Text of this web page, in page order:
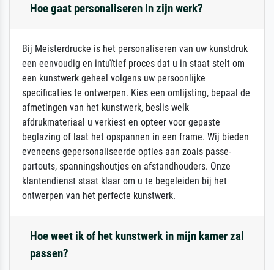
Hoe gaat personaliseren in zijn werk?
Bij Meisterdrucke is het personaliseren van uw kunstdruk
een eenvoudig en intuïtief proces dat u in staat stelt om
een kunstwerk geheel volgens uw persoonlijke
specificaties te ontwerpen. Kies een omlijsting, bepaal de
afmetingen van het kunstwerk, beslis welk
afdrukmateriaal u verkiest en opteer voor gepaste
beglazing of laat het opspannen in een frame. Wij bieden
eveneens gepersonaliseerde opties aan zoals passe-
partouts, spanningshoutjes en afstandhouders. Onze
klantendienst staat klaar om u te begeleiden bij het
ontwerpen van het perfecte kunstwerk.
Hoe weet ik of het kunstwerk in mijn kamer zal
passen?